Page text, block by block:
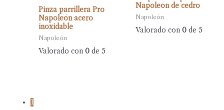
Pinza parrillera Pro
Napoleón acero
inoxidable
Napoleón
Valorado con0 de 5
Napoleón de cedro
Napoleón
Valorado con 0de 5
1